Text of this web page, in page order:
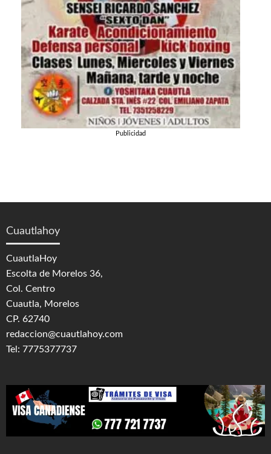
Publicidad
Cuautlahoy
CuautlaHoy
Escolta de Morelos 36,
Col. Centro
Cuautla, Morelos
CP. 62740
redaccion@cuautlahoy.com
Tel: 7775377737